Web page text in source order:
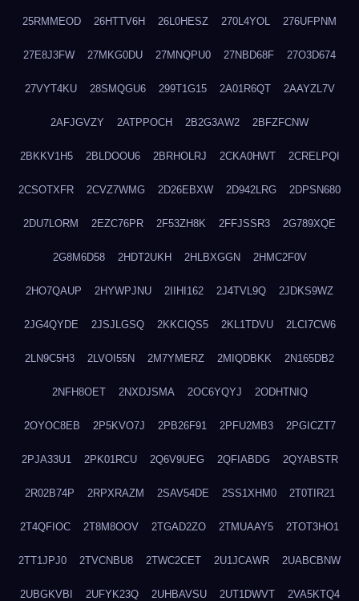
25RMMEOD 26HTTV6H 26L0HESZ 270L4YOL 276UFPNM
27E8J3FW 27MKG0DU 27MNQPU0 27NBD68F 27O3D674
27VYT4KU 28SMQGU6 299T1G15 2A01R6QT 2AAYZL7V
2AFJGVZY 2ATPPOCH 2B2G3AW2 2BFZFCNW
2BKKV1H5 2BLDOOU6 2BRHOLRJ 2CKA0HWT 2CRELPQI
2CSOTXFR 2CVZ7WMG 2D26EBXW 2D942LRG 2DPSN680
2DU7LORM 2EZC76PR 2F53ZH8K 2FFJSSR3 2G789XQE
2G8M6D58 2HDT2UKH 2HLBXGGN 2HMC2F0V
2HO7QAUP 2HYWPJNU 2IIHI162 2J4TVL9Q 2JDKS9WZ
2JG4QYDE 2JSJLGSQ 2KKCIQS5 2KL1TDVU 2LCI7CW6
2LN9C5H3 2LVOI55N 2M7YMERZ 2MIQDBKK 2N165DB2
2NFH8OET 2NXDJSMA 2OC6YQYJ 2ODHTNIQ
2OYOC8EB 2P5KVO7J 2PB26F91 2PFU2MB3 2PGICZT7
2PJA33U1 2PK01RCU 2Q6V9UEG 2QFIABDG 2QYABSTR
2R02B74P 2RPXRAZM 2SAV54DE 2SS1XHM0 2T0TIR21
2T4QFIOC 2T8M8OOV 2TGAD2ZO 2TMUAAY5 2TOT3HO1
2TT1JPJ0 2TVCNBU8 2TWC2CET 2U1JCAWR 2UABCBNW
2UBGKVBI 2UFYK23Q 2UHBAVSU 2UT1DWVT 2VA5KTQ4